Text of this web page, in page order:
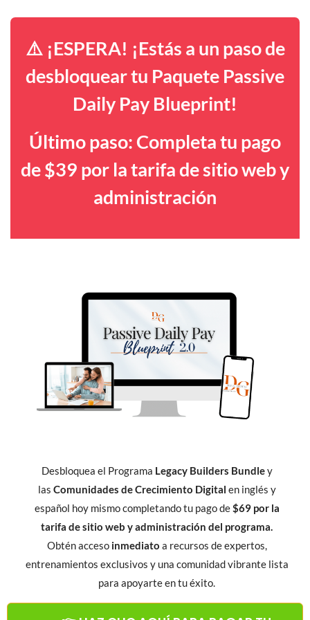
⚠️ ¡ESPERA! ¡Estás a un paso de
desbloquear tu Paquete Passive
Daily Pay Blueprint!
Último paso: Completa tu pago
de $39 por la tarifa de sitio web y
administración
Desbloquea el Programa Legacy Builders Bundley
las Comunidades de Crecimiento Digital en inglés y
español hoy mismo completando tu pago de$69 por la
tarifa de sitio web y administración del programa.
Obtén acceso inmediato a recursos de expertos,
entrenamientos exclusivos y una comunidad vibrante lista
para apoyarte en tu éxito.